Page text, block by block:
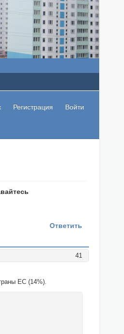
Регистрация Войти
Ответить
41
ЕС (14%).